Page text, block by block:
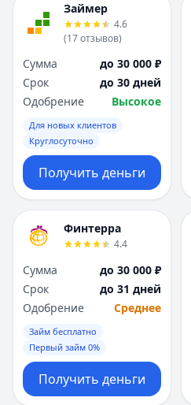
Займер
4.6
(17отзывов)
Сумма
до 30 000 ₽
Срок
до 30 дней
Одобрение
Высокое
Для новых клиентов
Круглосуточно
Получить деньги
Финтерра
4.4
Сумма
до 30 000 ₽
Срок
до 31 дней
Одобрение
Среднее
Займ бесплатно
Первый займ 0%
Получить деньги